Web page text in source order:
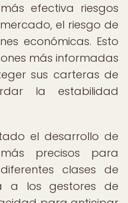
efectiva riesgos
el riesgo de
económicas. Esto
más informadas
sus carteras de
la estabilidad
el desarrollo de
precisos para
clases de
a los gestores de